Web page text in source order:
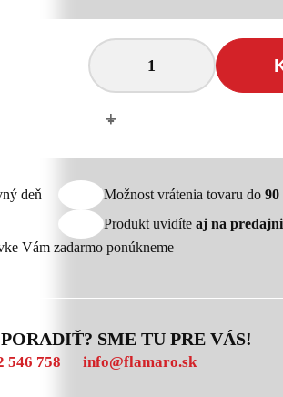
-
+
deň Možnost vrátenia tovaru do 90
Produkt uvidíte aj na predajni
Vám zadarmo ponúkneme
SME TU PRE VÁS!
546 758 info@flamaro.sk